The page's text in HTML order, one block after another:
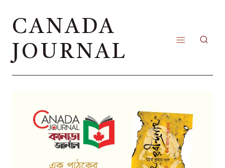
CANADA
JOURNAL